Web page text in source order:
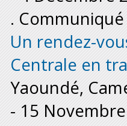
.
Un rendez-
Centrale en
Yaoundé,
- 15